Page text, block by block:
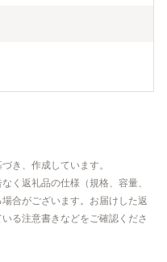
き、作成しています。
く返礼品の仕様（規格、容量、
合がございます。お届けした返
る注意書きなどをご確認くださ